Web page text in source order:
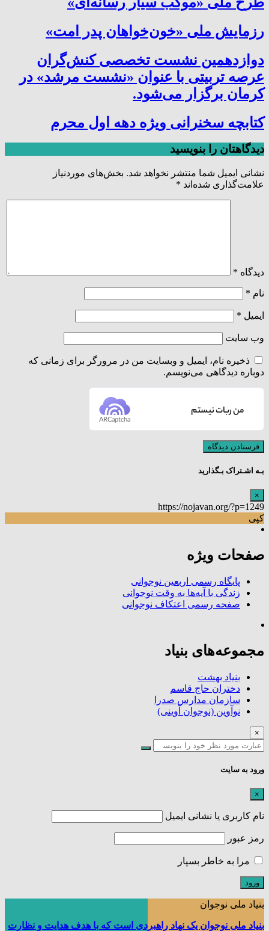
رزمایش ملی «خون‌خواهان پدر امت»
دوازدهمین نشست تخصصی کنش‌گران
عرصه تربیتی با عنوان «نشست مرشد» در
کرمان برگزار می‌شود.
کتابچه سخنرانی ویژه دهه اول محرم
دیدگاهتان را بنویسید
نشانی ایمیل شما منتشر نخواهد شد. بخش‌های موردنیاز
علامت‌گذاری شده‌اند *
دیدگاه *
نام *
ایمیل *
وب‌ سایت
ذخیره نام، ایمیل و وبسایت من در مرورگر برای زمانی که
دوباره دیدگاهی می‌نویسم.
من ربات نیستم
ARCaptcha
بـه اشـتراک بـگذارید
×
https://nojavan.org/?p=1249
کپی
صفحات ویژه
پایگاه رسمی اربعین نوجوانی
زندگی با آیه‌ها به وقت نوجوانی
صفحه رسمی اعتکاف نوجوانی
مجموعه‌های بنیاد
بنیاد بهشت
دختران حاج قاسم
سازمان مدارس صدرا
نوآوین (نوجوان آوینی)
×
ورود به سایت
×
نام کاربری یا نشانی ایمیل
رمز عبور
مرا به خاطر بسپار
بنیاد ملی نوجوان
بنیاد ملی نوجوان یک نهاد راهبردی است که با هدف هدایت و نظارت